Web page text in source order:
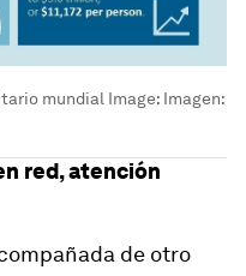
mundial Image: Imagen:
red, atención
de otro